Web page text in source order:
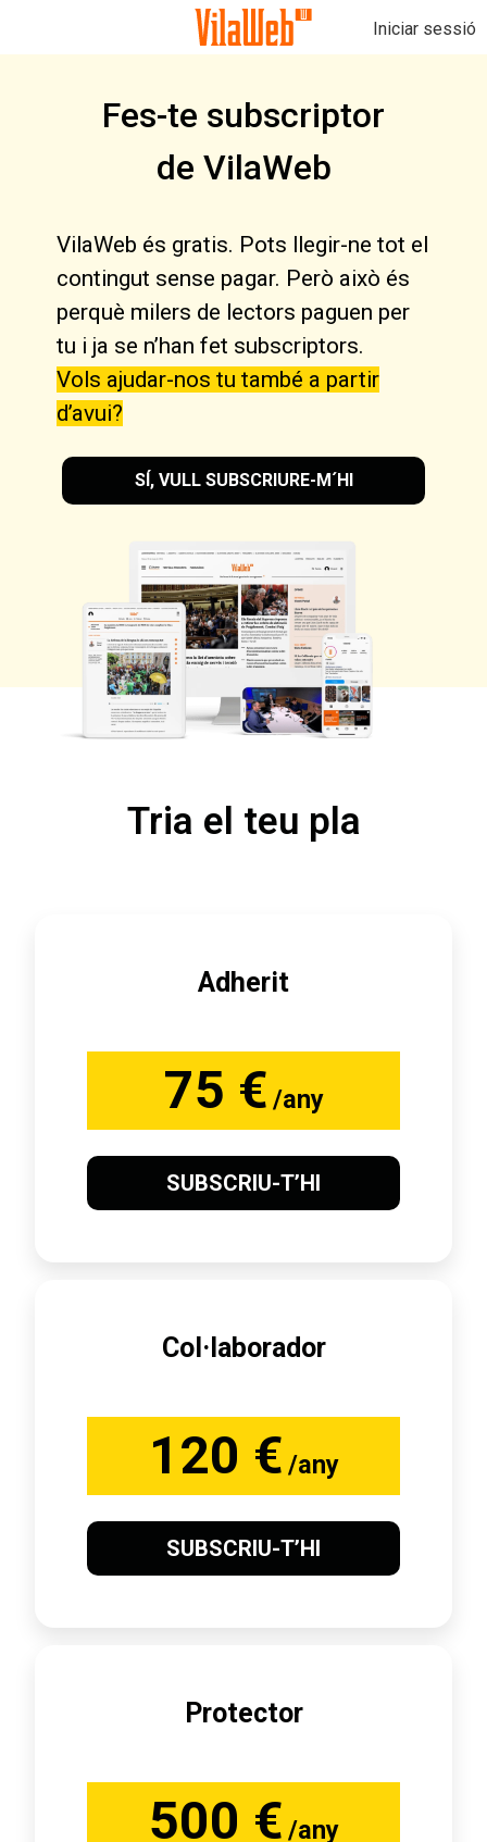
Iniciar sessió
Fes-te subscriptor
de VilaWeb
VilaWeb és gratis. Pots llegir-ne tot el
contingut sense pagar. Però això és
perquè milers de lectors paguen per
tu i ja se n’han fet subscriptors.
Vols ajudar-nos tu també a partir
d’avui?
SÍ, VULL SUBSCRIURE-M´HI
Tria el teu pla
Adherit
75 € /any
SUBSCRIU-T’HI
Col·laborador
120 € /any
SUBSCRIU-T’HI
Protector
500 € /any